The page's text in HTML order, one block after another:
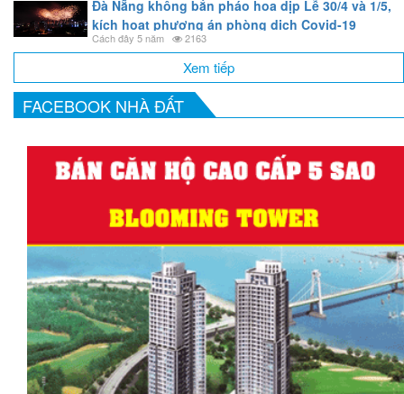
Đà Nẵng không bắn pháo hoa dịp Lễ 30/4 và 1/5,
kích hoạt phương án phòng dịch Covid-19
Cách đây 5 năm 2163
Xem tiếp
FACEBOOK NHÀ ĐẤT